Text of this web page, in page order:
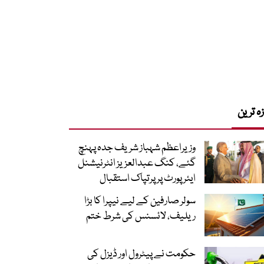
ترین
وزیراعظم شہباز شریف جدہ پہنچ
گئے، کنگ عبدالعزیز انٹرنیشنل
ایئر پورٹ پر پرتپاک استقبال
سولر صارفین کے لیے نیپرا کا بڑا
ریلیف، لائسنس کی شرط ختم
حکومت نے پیٹرول اور ڈیزل کی